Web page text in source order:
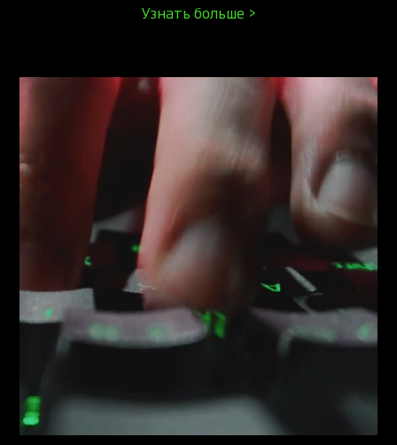
Узнать больше >